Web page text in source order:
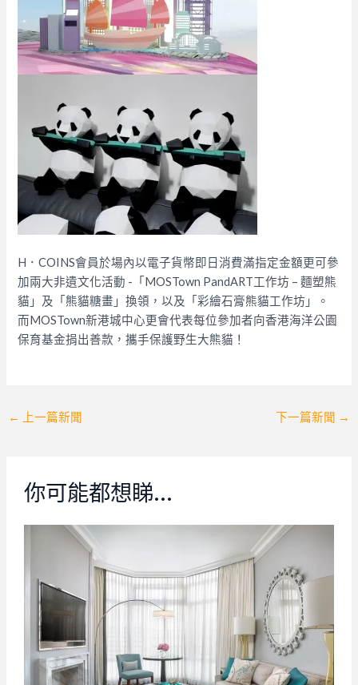
H．COINS會員於場內以電子貨幣即日消費滿指定金額更可參
加兩大非遺文化活動 -「MOSTown PandART工作坊 – 麵塑熊
貓」及「熊貓糖畫」換領，以及「彩繪石膏熊貓工作坊」。
而MOSTown新港城中心更會代表每位參加者向香港海洋公園
保育基金捐出善款，攜手保護野生大熊貓！
Post
← 上一篇新聞 下一篇新聞 →
你可能都想睇…